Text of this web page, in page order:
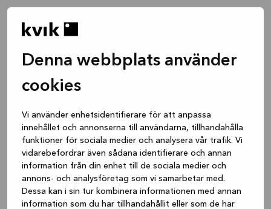
Denna webbplats använder
cookies
Vi använder enhetsidentifierare för att anpassa
innehållet och annonserna till användarna, tillhandahålla
funktioner för sociala medier och analysera vår trafik. Vi
vidarebefordrar även sådana identifierare och annan
information från din enhet till de sociala medier och
annons- och analysföretag som vi samarbetar med.
Dessa kan i sin tur kombinera informationen med annan
information som du har tillhandahållit eller som de har